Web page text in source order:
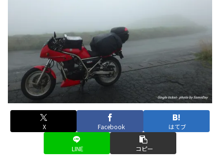
X Facebook はてブ
LINE コピー